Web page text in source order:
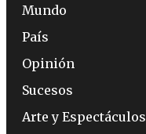
Mundo
País
Opinión
Sucesos
Arte y Espectáculos